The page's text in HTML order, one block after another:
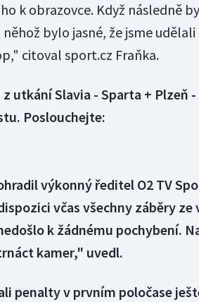
k obrazovce. Když následně
bylo jasné, že jsme
citoval sport.cz Fraňka.
utkání Slavia - Sparta + Plzeň
Poslouchejte:
výkonný ředitel O2 TV
včas všechny záběry ze
k žádnému pochybení.
kamer," uvedl.
penalty v prvním poločase